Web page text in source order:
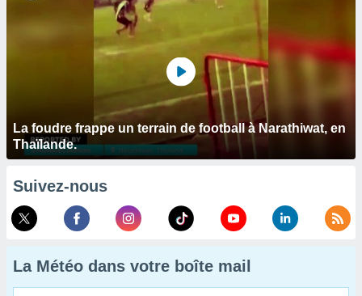
La foudre frappe un terrain de football à Narathiwat, en
Thaïlande.
Suivez-nous
La Météo dans votre boîte mail